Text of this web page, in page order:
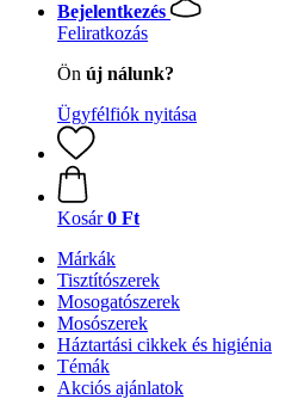
Bejelentkezés
Feliratkozás
Ön új nálunk?
Ügyfélfiók nyitása
Kosár 0 Ft
Márkák
Tisztítószerek
Mosogatószerek
Mosószerek
Háztartási cikkek és higiénia
Témák
Akciós ajánlatok